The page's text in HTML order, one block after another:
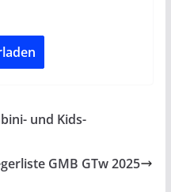
und Kids-
GMB GTw 2025